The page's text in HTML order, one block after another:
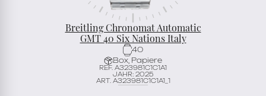
Breitling Chronomat Automatic
GMT 40 Six Nations Italy
40
Box, Papiere
REF. A323981C1C1A1
JAHR: 2025
ART. A323981C1C1A1_1